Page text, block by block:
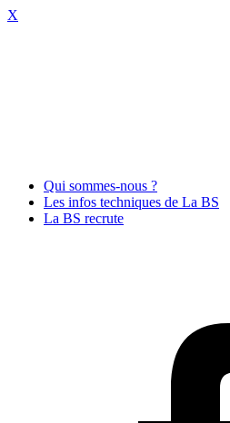
X
Qui sommes-nous ?
Les infos techniques de La BS
La BS recrute